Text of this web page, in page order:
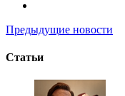
Предыдущие новости
Статьи